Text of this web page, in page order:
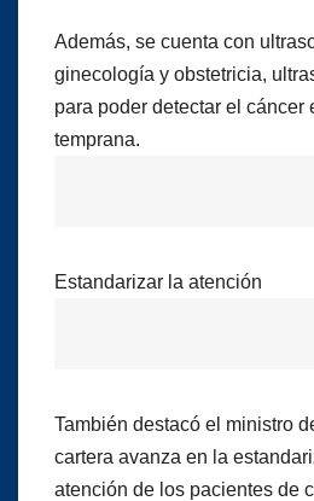
Además, se cuenta con
ginecología y obstetricia,
para poder detectar el cáncer
temprana.
Estandarizar la atención
También destacó el ministro
cartera avanza en la
atención de los pacientes de